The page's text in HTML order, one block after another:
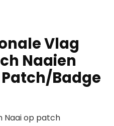
Vlag
Naaien
Badge
Naai op patch